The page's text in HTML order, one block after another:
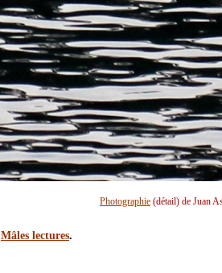
Photographie(détail) de Juan
Mâles lectures.